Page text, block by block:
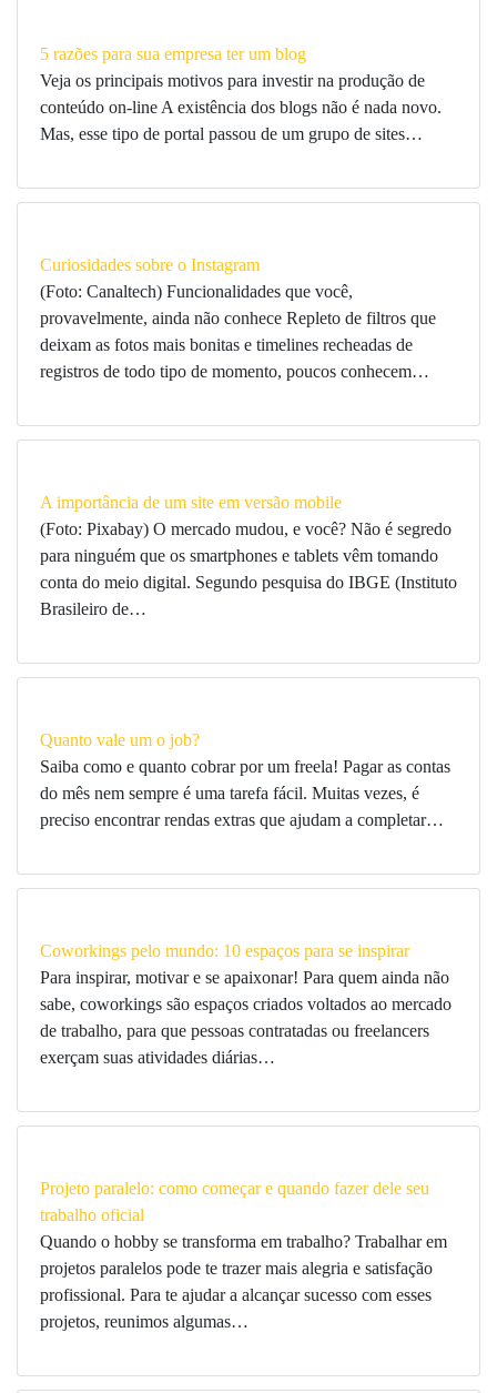
5 razões para sua empresa ter um blog
Veja os principais motivos para investir na produção de
conteúdo on-line A existência dos blogs não é nada novo.
Mas, esse tipo de portal passou de um grupo de sites…
Curiosidades sobre o Instagram
(Foto: Canaltech) Funcionalidades que você,
provavelmente, ainda não conhece Repleto de filtros que
deixam as fotos mais bonitas e timelines recheadas de
registros de todo tipo de momento, poucos conhecem…
A importância de um site em versão mobile
(Foto: Pixabay) O mercado mudou, e você? Não é segredo
para ninguém que os smartphones e tablets vêm tomando
conta do meio digital. Segundo pesquisa do IBGE (Instituto
Brasileiro de…
Quanto vale um o job?
Saiba como e quanto cobrar por um freela! Pagar as contas
do mês nem sempre é uma tarefa fácil. Muitas vezes, é
preciso encontrar rendas extras que ajudam a completar…
Coworkings pelo mundo: 10 espaços para se inspirar
Para inspirar, motivar e se apaixonar! Para quem ainda não
sabe, coworkings são espaços criados voltados ao mercado
de trabalho, para que pessoas contratadas ou freelancers
exerçam suas atividades diárias…
Projeto paralelo: como começar e quando fazer dele seu
trabalho oficial
Quando o hobby se transforma em trabalho? Trabalhar em
projetos paralelos pode te trazer mais alegria e satisfação
profissional. Para te ajudar a alcançar sucesso com esses
projetos, reunimos algumas…